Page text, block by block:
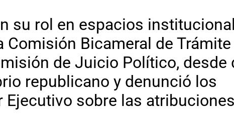
su rol en espacios
Comisión Bicameral de Trámite
de Juicio Político, desde
republicano y denunció los
Ejecutivo sobre las